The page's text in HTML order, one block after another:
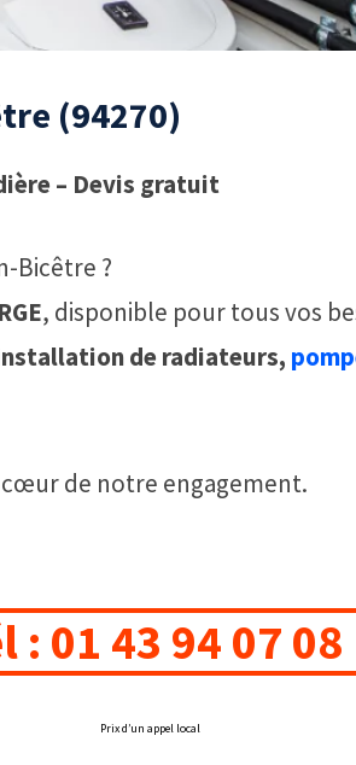
(94270)
– Devis gratuit
Bicêtre ?
, disponible pour tous vos
de radiateurs,
de notre engagement.
: 01 43 94 07 08
Prix d’un appel local